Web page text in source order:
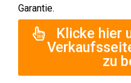
Garantie.
Klicke hier
zu